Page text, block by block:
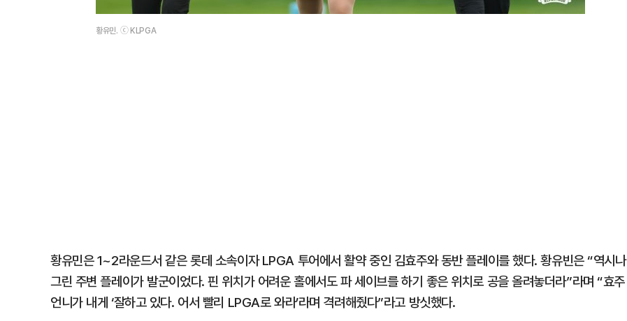
황유민. ⓒ KLPGA
황유민은 1~2라운드서 같은 롯데 소속이자 LPGA 투어에서 활약 중인 김효주와 동반 플레이를 했다. 황유빈은 “역시나
그린 주변 플레이가 발군이었다. 핀 위치가 어려운 홀에서도 파 세이브를 하기 좋은 위치로 공을 올려놓더라”라며 “효주
언니가 내게 ‘잘하고 있다. 어서 빨리 LPGA로 와라’라며 격려해줬다”라고 방싯했다.